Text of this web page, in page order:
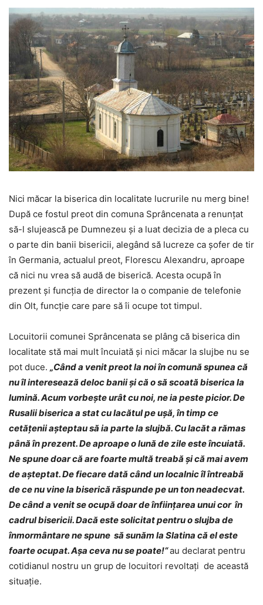
Nici măcar la biserica din localitate lucrurile nu merg bine!
După ce fostul preot din comuna Sprâncenata a renunțat
să-l slujească pe Dumnezeu și a luat decizia de a pleca cu
o parte din banii bisericii, alegând să lucreze ca șofer de tir
în Germania, actualul preot, Florescu Alexandru, aproape
că nici nu vrea să audă de biserică. Acesta ocupă în
prezent și funcția de director la o companie de telefonie
din Olt, funcție care pare să îi ocupe tot timpul.
Locuitorii comunei Sprâncenata se plâng că biserica din
localitate stă mai mult încuiată și nici măcar la slujbe nu se
pot duce. „Când a venit preot la noi în comună spunea că
nu îl interesează deloc banii și că o să scoată biserica la
lumină. Acum vorbește urât cu noi, ne ia peste picior. De
Rusalii biserica a stat cu lacătul pe ușă, în timp ce
cetățenii așteptau să ia parte la slujbă. Cu lacăt a rămas
până în prezent. De aproape o lună de zile este încuiată.
Ne spune doar că are foarte multă treabă și că mai avem
de așteptat. De fiecare dată când un localnic îl întreabă
de ce nu vine la biserică răspunde pe un ton neadecvat.
De când a venit se ocupă doar de înființarea unui cor în
cadrul bisericii. Dacă este solicitat pentru o slujba de
înmormântare ne spune să sunăm la Slatina că el este
foarte ocupat. Așa ceva nu se poate!“au declarat pentru
cotidianul nostru un grup de locuitori revoltați de această
situație.